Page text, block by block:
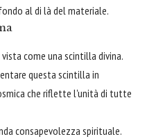
al di là del materiale.
come una scintilla divina.
questa scintilla in
che riflette l'unità di tutte
consapevolezza spirituale.